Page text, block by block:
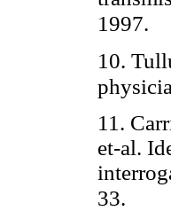
1997.
10.
11.
et-al.
33.